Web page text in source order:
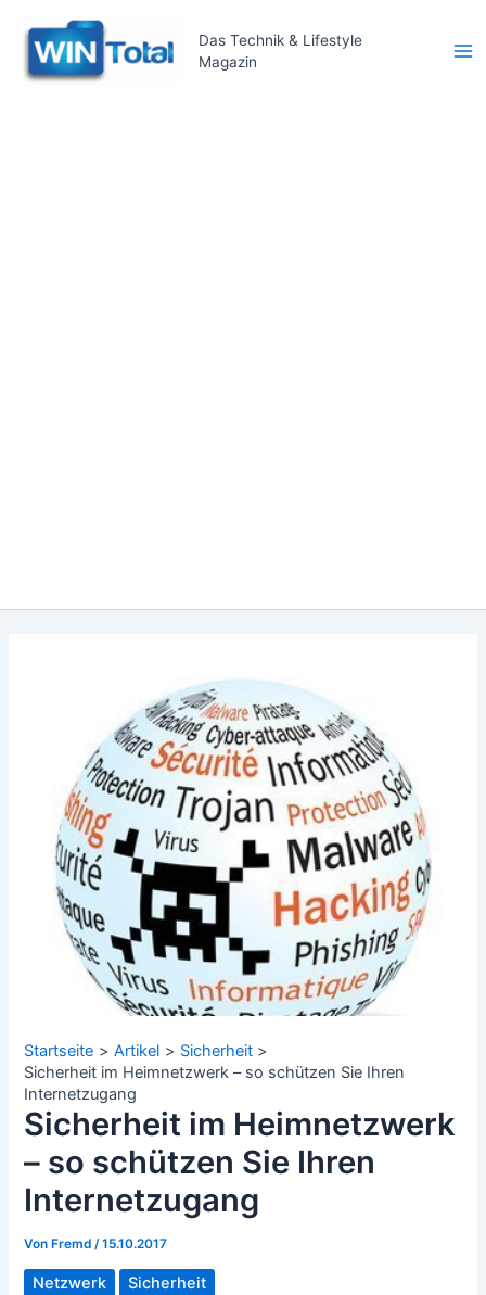
Inhalt
springen
Das Technik & Lifestyle
Magazin
Startseite Artikel
Sicherheit
Sicherheit im Heimnetzwerk – so schützen Sie Ihren
Internetzugang
Sicherheit im Heimnetzwerk
– so schützen Sie Ihren
Internetzugang
Von Fremd/15.10.2017
Netzwerk Sicherheit